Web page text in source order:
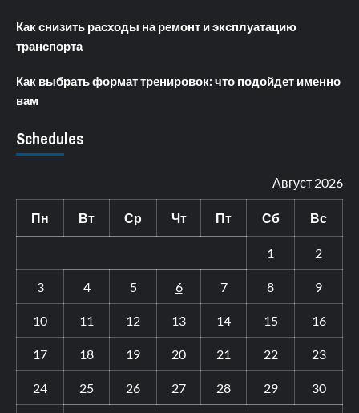
Как снизить расходы на ремонт и эксплуатацию
транспорта
Как выбрать формат тренировок: что подойдет именно
вам
Schedules
Август 2026
Пн Вт Ср Чт Пт Сб Вс
1 2
3 4 5 6 7 8 9
10 11 12 13 14 15 16
17 18 19 20 21 22 23
24 25 26 27 28 29 30